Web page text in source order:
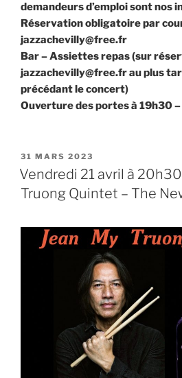
demandeurs d’emploi sont nos
Réservation obligatoire par
jazzachevilly@free.fr
Bar – Assiettes repas (sur
jazzachevilly@free.fr au plus
précédant le concert)
Ouverture des portes à 19h30
PUBLIÉ
LE
31 MARS 2023
Vendredi 21 avril à
Truong Quintet – The